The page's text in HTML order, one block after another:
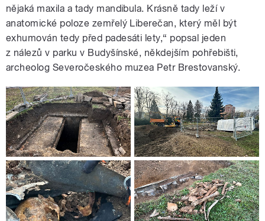
nějaká maxila a tady mandibula. Krásně tady leží v
anatomické poloze zemřelý Liberečan, který měl být
exhumován tedy před padesáti lety,“ popsal jeden
z nálezů v parku v Budyšínské, někdejším pohřebišti,
archeolog Severočeského muzea Petr Brestovanský.